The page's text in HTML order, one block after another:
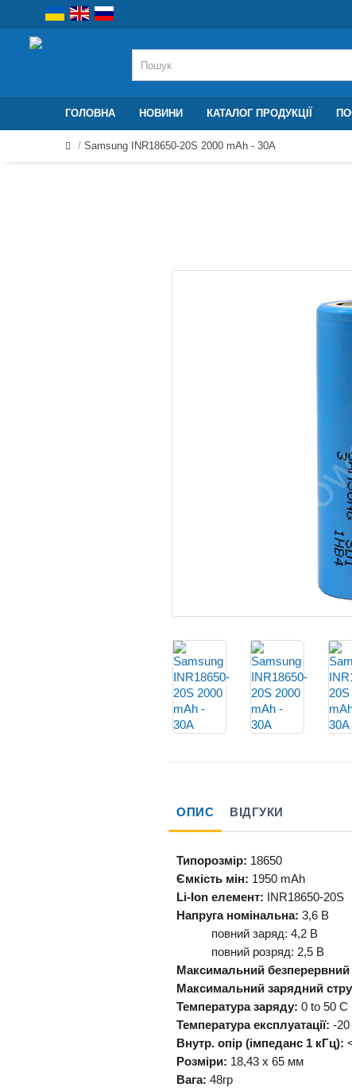
ГОЛОВНА НОВИНИ КАТАЛОГ ПРОДУКЦІЇ
Samsung INR18650-20S 2000 mAh - 30А
ОПИС ВІДГУКИ
Типорозмір: 18650
Ємкість мін: 1950 mAh
Li-Ion елемент: INR18650-20S
Напруга номінальна: 3,6 В
повний заряд: 4,2 В
повний розряд: 2,5 В
Максимальний
Максимальний зарядний
Температура заряду: 0 to 50 C
Температура експлуатації: -20
Внутр. опір (імпеданс 1 кГц):
Розміри: 18,43 х 65 мм
Вага: 48гр